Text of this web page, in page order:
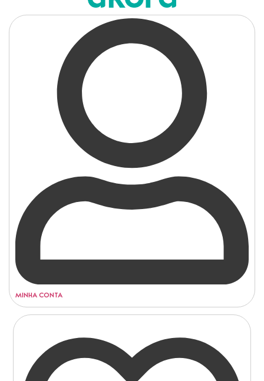
MINHA CONTA